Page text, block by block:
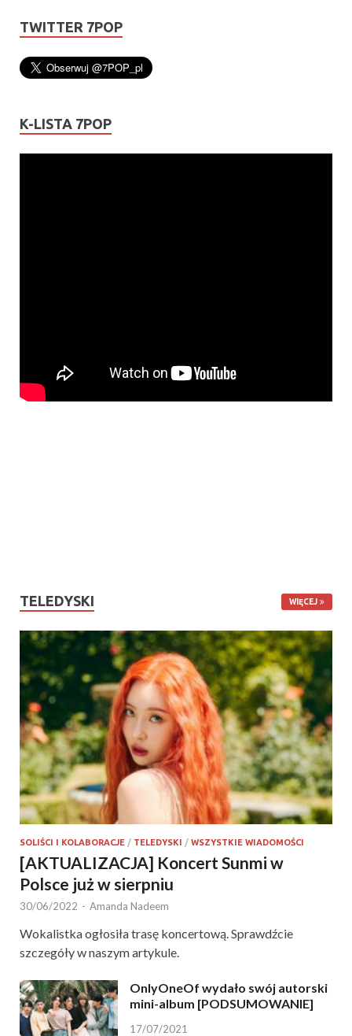
TWITTER 7POP
K-LISTA 7POP
TELEDYSKI WIĘCEJ
SOLIŚCI I KOLABORACJE / TELEDYSKI / WSZYSTKIE WIADOMOŚCI
[AKTUALIZACJA] Koncert Sunmi w
Polsce już w sierpniu
30/06/2022 - Amanda Nadeem
Wokalistka ogłosiła trasę koncertową. Sprawdźcie
szczegóły w naszym artykule.
OnlyOneOf wydało swój autorski
mini-album [PODSUMOWANIE]
17/07/2021